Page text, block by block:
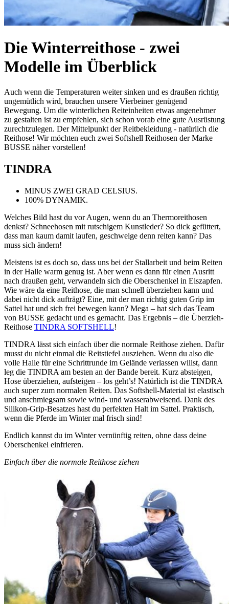
Die Winterreithose - zwei
Modelle im Überblick
Auch wenn die Temperaturen weiter sinken und es draußen richtig
ungemütlich wird, brauchen unsere Vierbeiner genügend
Bewegung. Um die winterlichen Reiteinheiten etwas angenehmer
zu gestalten ist zu empfehlen, sich schon vorab eine gute Ausrüstung
zurechtzulegen. Der Mittelpunkt der Reitbekleidung - natürlich die
Reithose! Wir möchten euch zwei Softshell Reithosen der Marke
BUSSE näher vorstellen!
TINDRA
MINUS ZWEI GRAD CELSIUS.
100% DYNAMIK.
Welches Bild hast du vor Augen, wenn du an Thermoreithosen
denkst? Schneehosen mit rutschigem Kunstleder? So dick gefüttert,
dass man kaum damit laufen, geschweige denn reiten kann? Das
muss sich ändern!
Meistens ist es doch so, dass uns bei der Stallarbeit und beim Reiten
in der Halle warm genug ist. Aber wenn es dann für einen Ausritt
nach draußen geht, verwandeln sich die Oberschenkel in Eiszapfen.
Wie wäre da eine Reithose, die man schnell überziehen kann und
dabei nicht dick aufträgt? Eine, mit der man richtig guten Grip im
Sattel hat und sich frei bewegen kann? Mega – hat sich das Team
von BUSSE gedacht und es gemacht. Das Ergebnis – die Überzieh-
Reithose TINDRA SOFTSHELL!
TINDRA lässt sich einfach über die normale Reithose ziehen. Dafür
musst du nicht einmal die Reitstiefel ausziehen. Wenn du also die
volle Halle für eine Schrittrunde im Gelände verlassen willst, dann
leg die TINDRA am besten an der Bande bereit. Kurz absteigen,
Hose überziehen, aufsteigen – los geht’s! Natürlich ist die TINDRA
auch super zum normalen Reiten. Das Softshell-Material ist elastisch
und anschmiegsam sowie wind- und wasserabweisend. Dank des
Silikon-Grip-Besatzes hast du perfekten Halt im Sattel. Praktisch,
wenn die Pferde im Winter mal frisch sind!
Endlich kannst du im Winter vernünftig reiten, ohne dass deine
Oberschenkel einfrieren.
Einfach über die normale Reithose ziehen